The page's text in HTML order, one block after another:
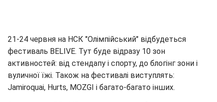
21-24 червня на НСК "Олімпійський" відбудеться
фестиваль BELIVE. Тут буде відразу 10 зон
активностей: від стендапу і спорту, до блогінг зони і
вуличної їжі. Також на фестивалі виступлять:
Jamiroquai, Hurts, MOZGI і багато-багато інших.